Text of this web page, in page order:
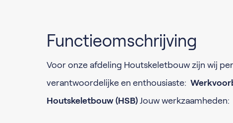
Functieomschrijving
Voor onze afdeling Houtskeletbouw zijn wij
verantwoordelijke en enthousiaste:
Houtskeletbouw (HSB) Jouw werkzaamheden: